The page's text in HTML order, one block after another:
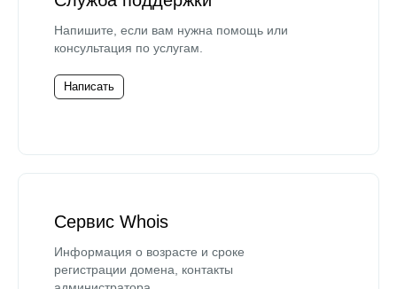
Напишите, если вам нужна помощь или
консультация по услугам.
Написать
Сервис Whois
Информация о возрасте и сроке
регистрации домена, контакты